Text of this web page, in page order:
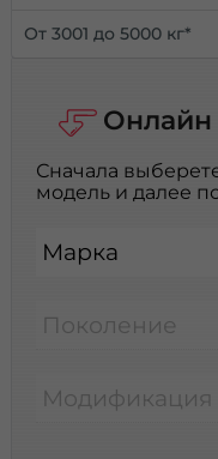
От 3001 до 5000 кг*
Онлайн
Сначала
модель и далее
Марка
Поколение
Модификация